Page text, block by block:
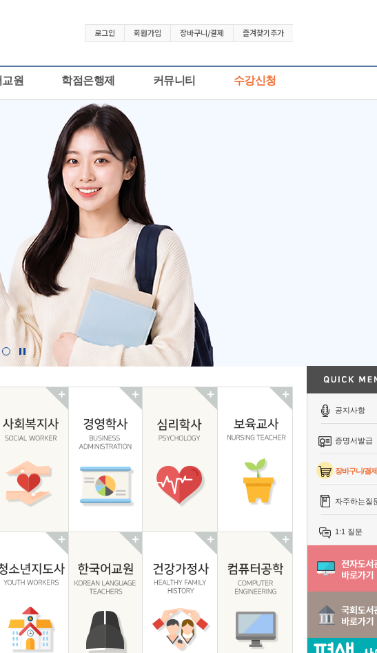
공지사항
증명서발급
장바구니/결제
자주하는질
1:1 질문
로그인 회원가입 장바구니/결제 즐겨찾기추가
원 학점은행제 커뮤니티 수강신청